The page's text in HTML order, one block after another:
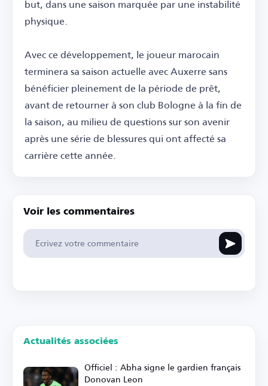
but, dans une saison marquée par une instabilité
physique.
Avec ce développement, le joueur marocain
terminera sa saison actuelle avec Auxerre sans
bénéficier pleinement de la période de prêt,
avant de retourner à son club Bologne à la fin de
la saison, au milieu de questions sur son avenir
après une série de blessures qui ont affecté sa
carrière cette année.
Voir les commentaires
Actualités associées
Officiel : Abha signe le gardien français
Donovan Leon